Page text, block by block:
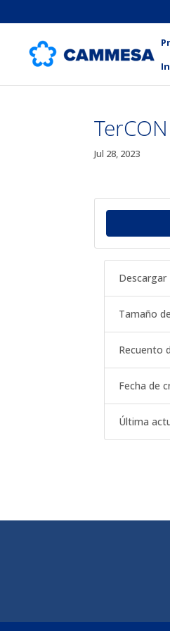
Jul 28, 2023
Descargar
Tamaño
Recuento
Fecha de
Última